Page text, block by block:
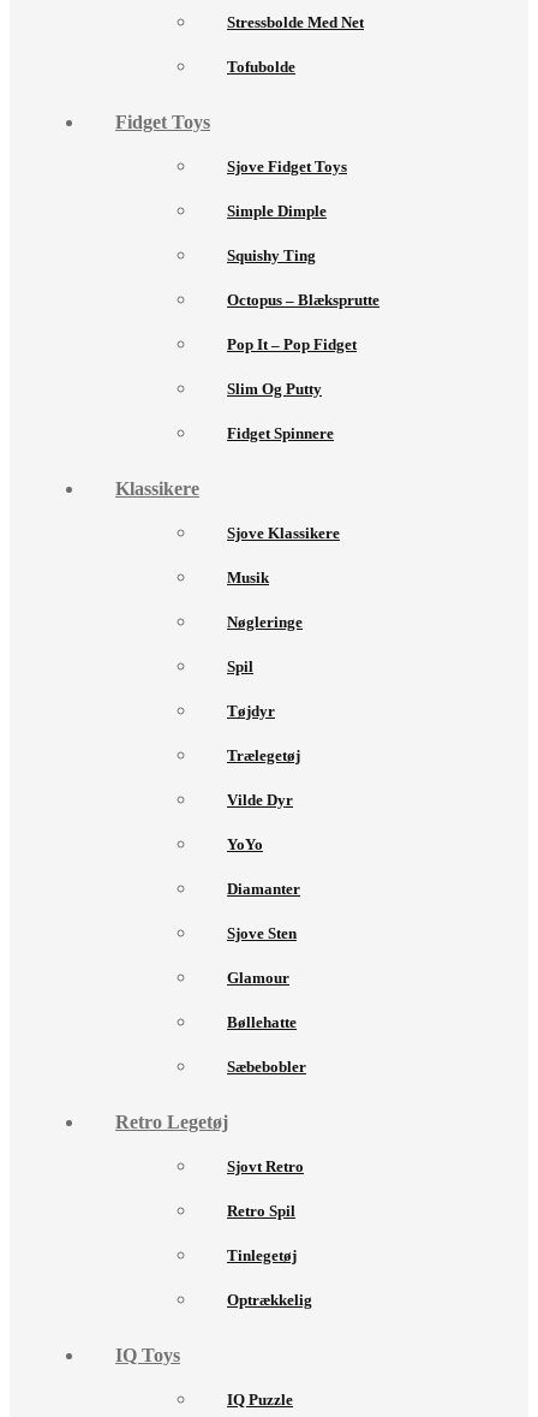
Stressbolde Med Net
Tofubolde
Fidget Toys
Sjove Fidget Toys
Simple Dimple
Squishy Ting
Octopus – Blæksprutte
Pop It – Pop Fidget
Slim Og Putty
Fidget Spinnere
Klassikere
Sjove Klassikere
Musik
Nøgleringe
Spil
Tøjdyr
Trælegetøj
Vilde Dyr
YoYo
Diamanter
Sjove Sten
Glamour
Bøllehatte
Sæbebobler
Retro Legetøj
Sjovt Retro
Retro Spil
Tinlegetøj
Optrækkelig
IQ Toys
IQ Puzzle